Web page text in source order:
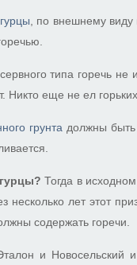
, по внешнему
типа горечь
Никто еще не ел
грунта должны быть
Тогда в
несколько лет этот
содержать горечи.
и Новосельский